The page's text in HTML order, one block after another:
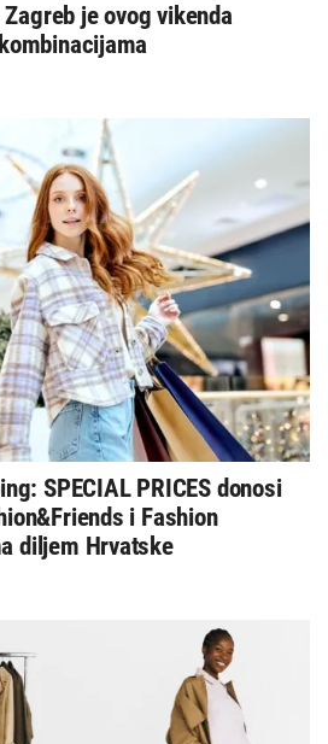
je ovog vikenda
SPECIAL PRICES donosi
i Fashion
diljem Hrvatske